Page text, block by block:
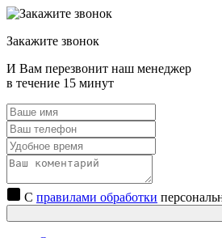
Закажите звонок
И Вам перезвонит наш менеджер
в течение 15 минут
С правилами обработки